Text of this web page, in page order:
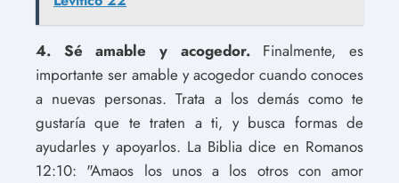
4. Sé amable y acogedor.Finalmente, es
importante ser amable y acogedor cuando conoces
a nuevas personas. Trata a los demás como te
gustaría que te traten a ti, y busca formas de
ayudarles y apoyarlos. La Biblia dice en Romanos
12:10: "Amaos los unos a los otros con amor